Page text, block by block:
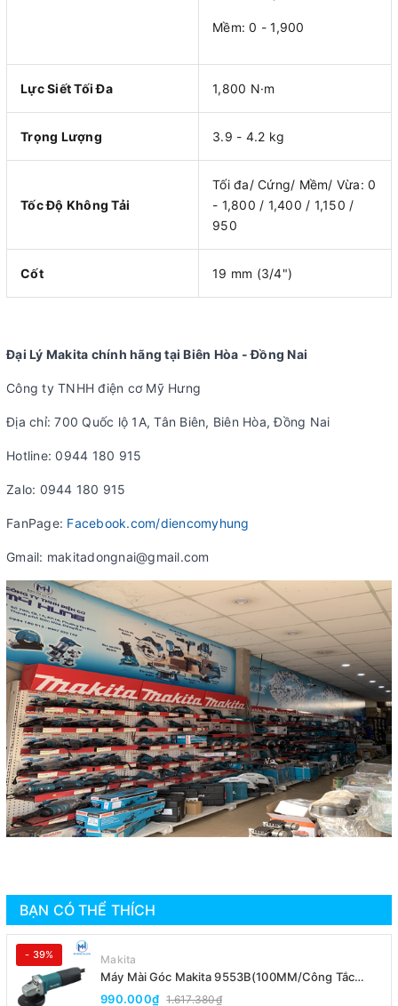
Mềm: 0 - 1,900
Lực Siết Tối Đa 1,800 N·m
Trọng Lượng 3.9 - 4.2 kg
Tốc Độ Không Tải
Tối đa/ Cứng/ Mềm/ Vừa: 0
- 1,800 / 1,400 / 1,150 /
950
Cốt 19 mm (3/4")
Đại Lý Makita chính hãng tại Biên Hòa - Đồng Nai
Công ty TNHH điện cơ Mỹ Hưng
Địa chỉ: 700 Quốc lộ 1A, Tân Biên, Biên Hòa, Đồng Nai
Hotline: 0944 180 915
Zalo: 0944 180 915
FanPage: Facebook.com/diencomyhung
Gmail: makitadongnai@gmail.com
BẠN CÓ THỂ THÍCH
- 39% Makita
Máy Mài Góc Makita 9553B(100MM/Công Tắc
Đuôi)
990.000₫ 1.617.380₫